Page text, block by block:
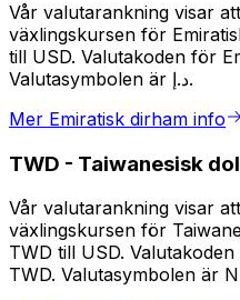
Vår valutarankning visar
växlingskursen för
till USD. Valutakoden för
Valutasymbolen är د.إ.
Mer Emiratisk dirham info
TWD - Taiwanesisk
Vår valutarankning visar
växlingskursen för
TWD till USD.
TWD. Valutasymbolen är